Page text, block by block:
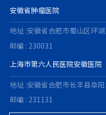
安徽省肿瘤医院
地址 :安徽省合肥市蜀山区环
邮编 : 230031
上海市第六人民医院安徽医院
地址 :安徽省合肥市长丰县阜
邮编 : 231131